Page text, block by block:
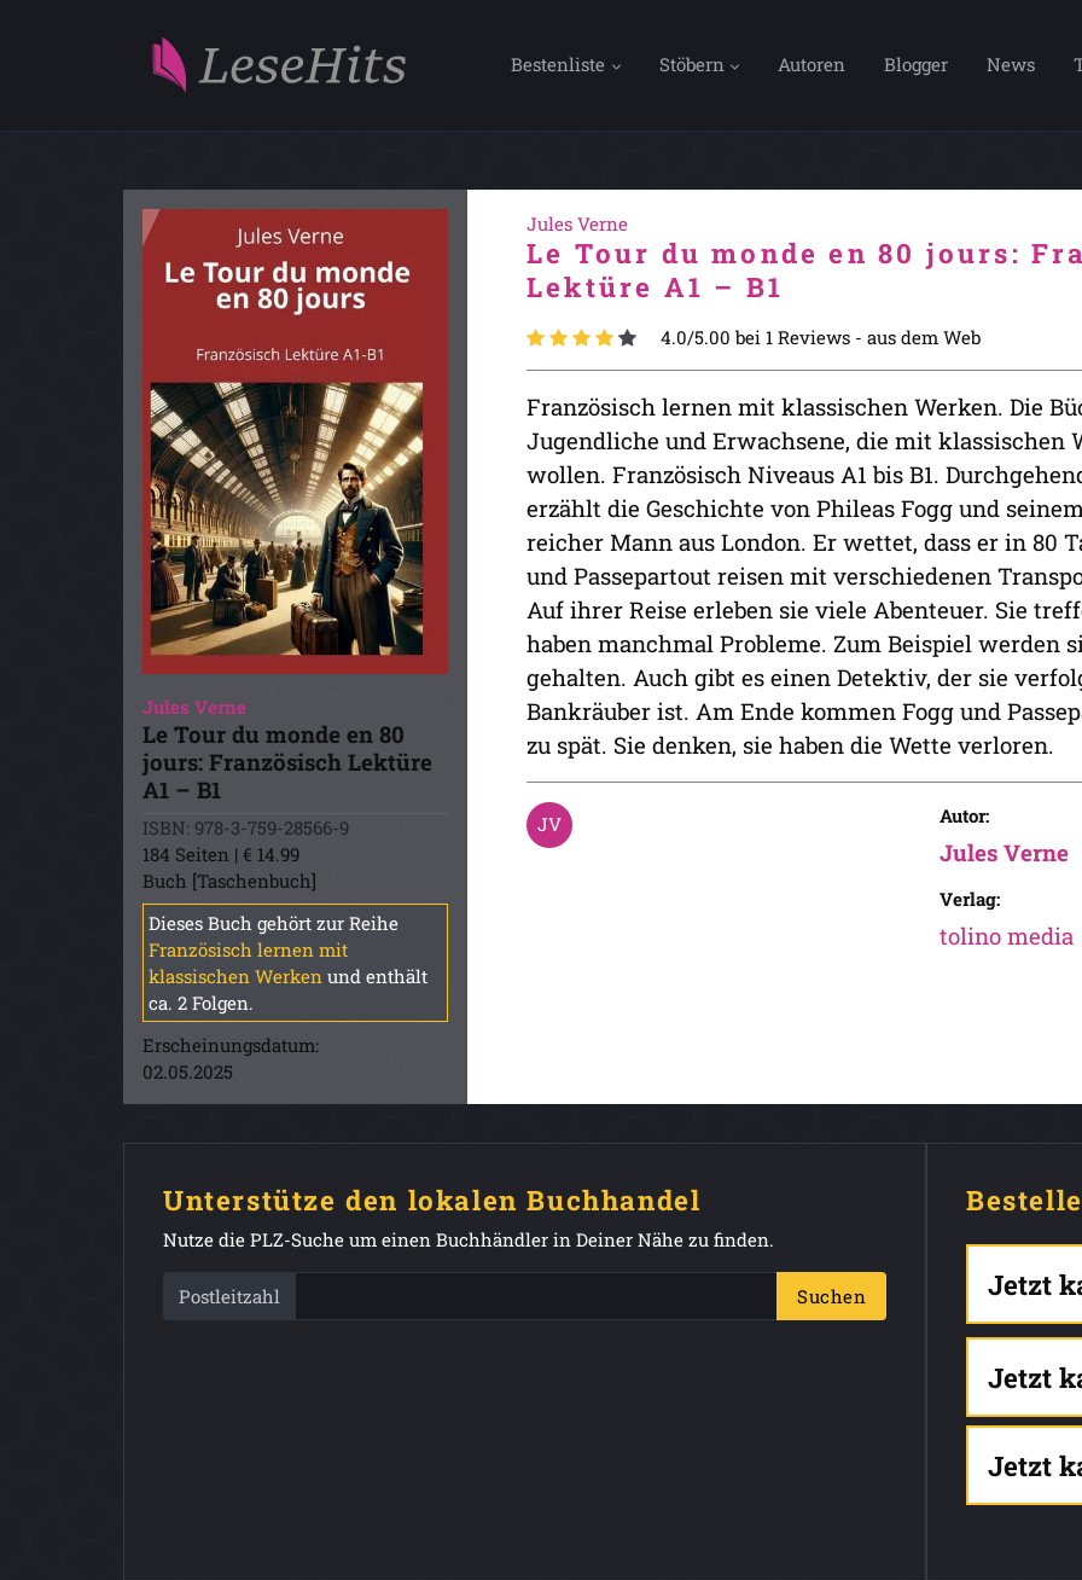
Bestenliste Stöbern Autoren Blogger News
Jules Verne
Le Tour du monde en 80
jours: Französisch Lektüre
A1 – B1
ISBN: 978-3-759-28566-9
184 Seiten | € 14.99
Buch [Taschenbuch]
Dieses Buch gehört zur Reihe
Französisch lernen mit
klassischen Werken und enthält
ca. 2 Folgen.
Erscheinungsdatum:
02.05.2025
Jules Verne
Le Tour du monde en 80 jours:
Lektüre A1 – B1
4.0/5.00 bei 1 Reviews - aus dem Web
Französisch lernen mit klassischen Werken. Die
Jugendliche und Erwachsene, die mit klassischen
wollen. Französisch Niveaus A1 bis B1.
erzählt die Geschichte von Phileas Fogg und
reicher Mann aus London. Er wettet, dass er in 80
und Passepartout reisen mit verschiedenen
Auf ihrer Reise erleben sie viele Abenteuer. Sie
haben manchmal Probleme. Zum Beispiel werden
gehalten. Auch gibt es einen Detektiv, der sie
Bankräuber ist. Am Ende kommen Fogg und
zu spät. Sie denken, sie haben die Wette verloren.
Autor:
Jules Verne
Verlag:
tolino media
Unterstütze den lokalen Buchhandel
Nutze die PLZ-Suche um einen Buchhändler in Deiner Nähe zu finden.
Postleitzahl Suchen Jetzt
Jetzt
Jetzt